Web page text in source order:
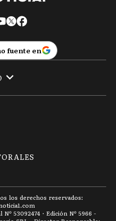
fuente en
los derechos reservados:
53092474 · Edición Nº 5966 -